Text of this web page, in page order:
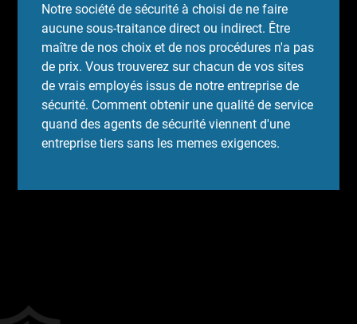
Notre société de sécurité à choisi de ne faire
aucune sous-traitance direct ou indirect. Être
maître de nos choix et de nos procédures n'a pas
de prix. Vous trouverez sur chacun de vos sites
de vrais employés issus de notre entreprise de
sécurité. Comment obtenir une qualité de service
quand des agents de sécurité viennent d'une
entreprise tiers sans les memes exigences.